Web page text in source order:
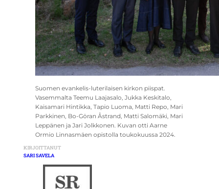
Suomen evankelis-luterilaisen kirkon piispat.
Vasemmalta Teemu Laajasalo, Jukka Keskitalo,
Kaisamari Hintikka, Tapio Luoma, Matti Repo, Mari
Parkkinen, Bo-Göran Åstrand, Matti Salomäki, Mari
Leppänen ja Jari Jolkkonen. Kuvan otti Aarne
Ormio Linnasmäen opistolla toukokuussa 2024.
KIRJOITTANUT
SARI SAVELA